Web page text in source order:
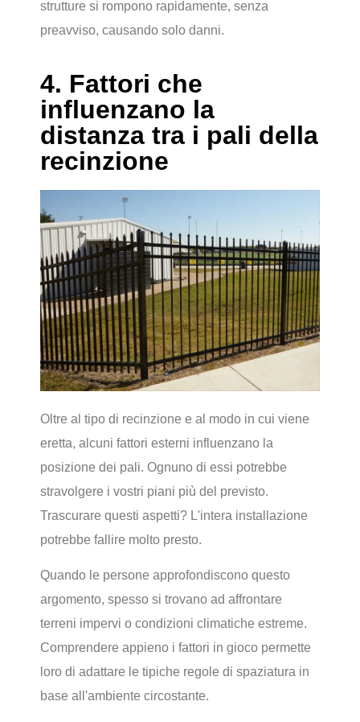
strutture si rompono rapidamente, senza
preavviso, causando solo danni.
4. Fattori che
influenzano la
distanza tra i pali della
recinzione
Oltre al tipo di recinzione e al modo in cui viene
eretta, alcuni fattori esterni influenzano la
posizione dei pali. Ognuno di essi potrebbe
stravolgere i vostri piani più del previsto.
Trascurare questi aspetti? L'intera installazione
potrebbe fallire molto presto.
Quando le persone approfondiscono questo
argomento, spesso si trovano ad affrontare
terreni impervi o condizioni climatiche estreme.
Comprendere appieno i fattori in gioco permette
loro di adattare le tipiche regole di spaziatura in
base all'ambiente circostante.